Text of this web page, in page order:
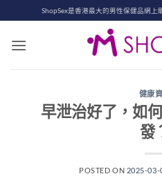
to
content
ShopSex是香港最大的男性保健品網上
健康
早泄治好了，如
發
POSTED ON 2025-03-